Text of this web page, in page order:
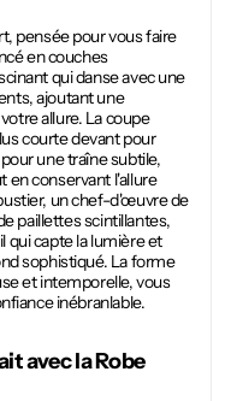
pensée pour vous faire
en couches
qui danse avec une
ajoutant une
allure. La coupe
courte devant pour
une traîne subtile,
conservant l'allure
un chef-d'œuvre de
paillettes scintillantes,
qui capte la lumière et
sophistiqué. La forme
et intemporelle, vous
inébranlable.
avec laRobe